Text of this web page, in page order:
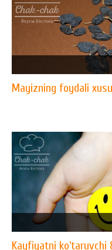
Mayizning foydali
Kayfiyatni ko‘taruvchi